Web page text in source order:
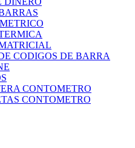
CODIGOS DE BARRA
CONTOMETRO
CONTOMETRO